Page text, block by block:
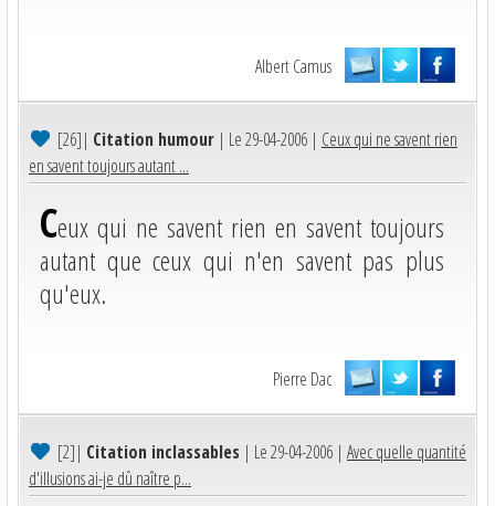
Albert Camus
[26]| Citation humour | Le 29-04-2006 | Ceux qui ne savent rien
en savent toujours autant ...
Ceux qui ne savent rien en savent toujours
autant que ceux qui n'en savent pas plus
qu'eux.
Pierre Dac
[2]| Citation inclassables | Le 29-04-2006 | Avec quelle quantité
d'illusions ai-je dû naître p...